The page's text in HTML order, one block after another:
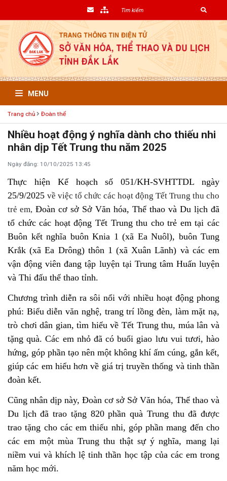
MENU
Trang chủ Đoàn thể
Nhiều hoạt động ý nghĩa dành cho thiếu nhi
nhân dịp Tết Trung thu năm 2025
Ngày đăng: 10/10/2025 13:45
Thực hiện Kế hoạch số 051/KH-SVHTTDL ngày
25/9/2025 về việc tổ chức các hoạt động Tết Trung thu cho
trẻ em, Đoàn cơ sở Sở Văn hóa, Thể thao và Du lịch đã
tổ chức các hoạt động Tết Trung thu cho trẻ em tại các
Buôn kết nghĩa buôn Knia 1 (xã Ea Nuôl), buôn Tung
Krắk (xã Ea Drông) thôn 1 (xã Xuân Lãnh) và các em
vận động viên đang tập luyện tại Trung tâm Huấn luyện
và Thi đấu thể thao tỉnh.
Chương trình diễn ra sôi nổi với nhiều hoạt động phong
phú: Biểu diễn văn nghệ, trang trí lồng đèn, làm mặt nạ,
trò chơi dân gian, tìm hiểu về Tết Trung thu, múa lân và
tặng quà. Các em nhỏ đã có buổi giao lưu vui tươi, hào
hứng, góp phần tạo nên một không khí ấm cúng, gắn kết,
giúp các em hiểu hơn về giá trị truyền thống và tinh thần
đoàn kết.
Cũng nhân dịp này, Đoàn cơ sở Sở Văn hóa, Thể thao và
Du lịch đã trao tặng 820 phần quà Trung thu đã được
trao tặng cho các em thiếu nhi, góp phần mang đến cho
các em một mùa Trung thu thật sự ý nghĩa, mang lại
niềm vui và khích lệ tinh thần học tập của các em trong
năm học mới.